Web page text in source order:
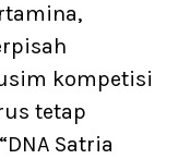
kompetisi
tetap
Satria